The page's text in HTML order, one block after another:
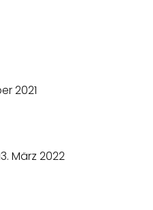
2021
März 2022